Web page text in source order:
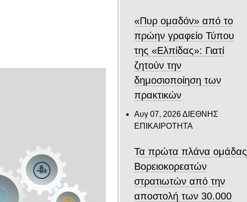
«Πυρ ομαδόν» από το
πρώην γραφείο Τύπου
της «Ελπίδας»: Γιατί
ζητούν την
δημοσιοποίηση των
πρακτικών
Αυγ 07, 2026ΔΙΕΘΝΗΣ
ΕΠΙΚΑΙΡΟΤΗΤΑ
Τα πρώτα πλάνα ομάδας
Βορειοκορεατών
στρατιωτών από την
αποστολή των 30.000